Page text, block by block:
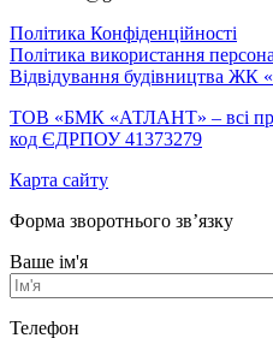
Політика Конфіденційності
Політика використання
Відвідування будівництва ЖК
ТОВ «БМК «АТЛАНТ» – всі
код ЄДРПОУ 41373279
Карта сайту
Форма зворотнього зв’язку
Ваше ім'я
Телефон